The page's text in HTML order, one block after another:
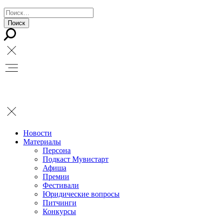
Новости
Материалы
Персона
Подкаст Мувистарт
Афиша
Премии
Фестивали
Юридические вопросы
Питчинги
Конкурсы